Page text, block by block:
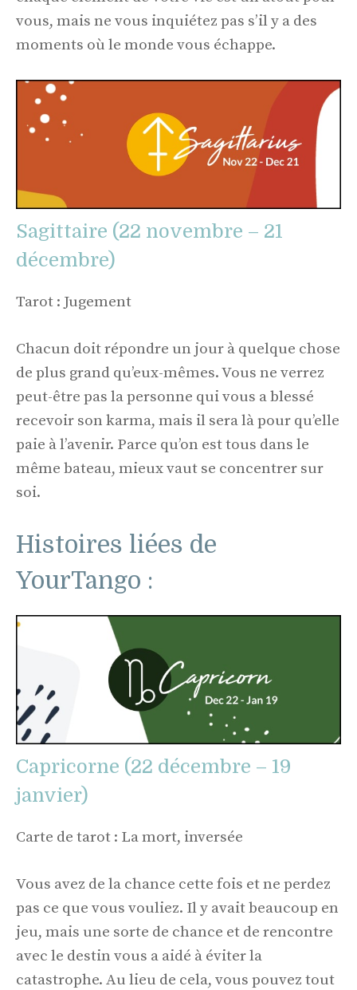
vous, mais ne vous inquiétez pas s’il y a des
moments où le monde vous échappe.
Sagittaire (22 novembre – 21
décembre)
Tarot : Jugement
Chacun doit répondre un jour à quelque chose
de plus grand qu’eux-mêmes. Vous ne verrez
peut-être pas la personne qui vous a blessé
recevoir son karma, mais il sera là pour qu’elle
paie à l’avenir. Parce qu’on est tous dans le
même bateau, mieux vaut se concentrer sur
soi.
Histoires liées de
YourTango :
Capricorne (22 décembre – 19
janvier)
Carte de tarot : La mort, inversée
Vous avez de la chance cette fois et ne perdez
pas ce que vous vouliez. Il y avait beaucoup en
jeu, mais une sorte de chance et de rencontre
avec le destin vous a aidé à éviter la
catastrophe. Au lieu de cela, vous pouvez tout